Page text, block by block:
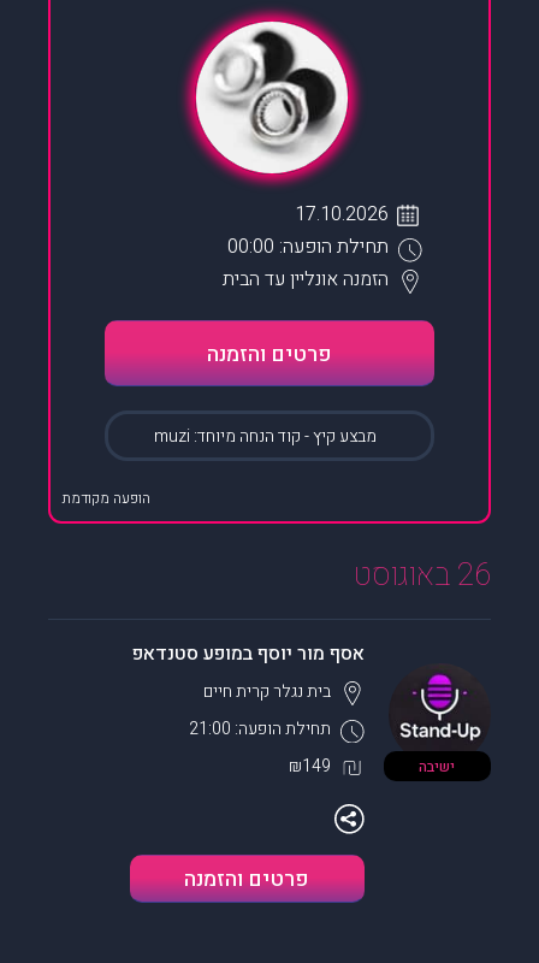
17.10.2026
תחילת הופעה: 00:00
הזמנה אונליין עד הבית
פרטים והזמנה
מבצע קיץ - קוד הנחה מיוחד: muzi
הופעה מקודמת
26 באוגוסט
ישיבה
אסף מור יוסף במופע סטנדאפ
תחילת הופעה: 21:00
בית נגלרקרית חיים
₪149
פרטים והזמנה